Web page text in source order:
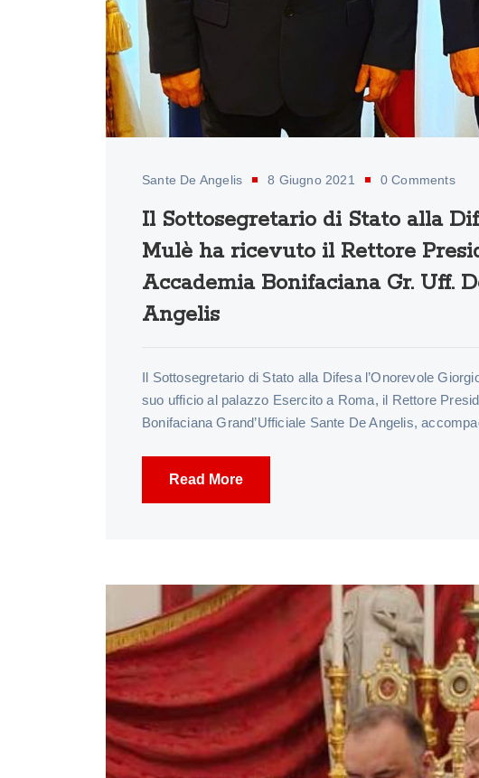
Sante De Angelis 8 Giugno 2021 0 Comments
Il Sottosegretario di Stato alla
Mulè ha ricevuto il Rettore
Accademia Bonifaciana Gr. Uff.
Angelis
Il Sottosegretario di Stato alla Difesa l’Onorevole
suo ufficio al palazzo Esercito a Roma, il Rettore
Bonifaciana Grand’Ufficiale Sante De Angelis,
Read More